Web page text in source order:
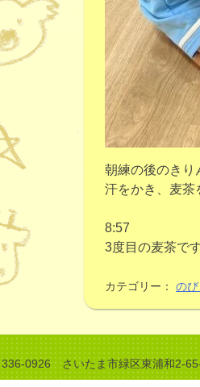
朝練の後のきり
汗をかき、麦
8:57
3度目の麦茶で
カテゴリー： の
336-0926 さいたま市緑区東浦和2-